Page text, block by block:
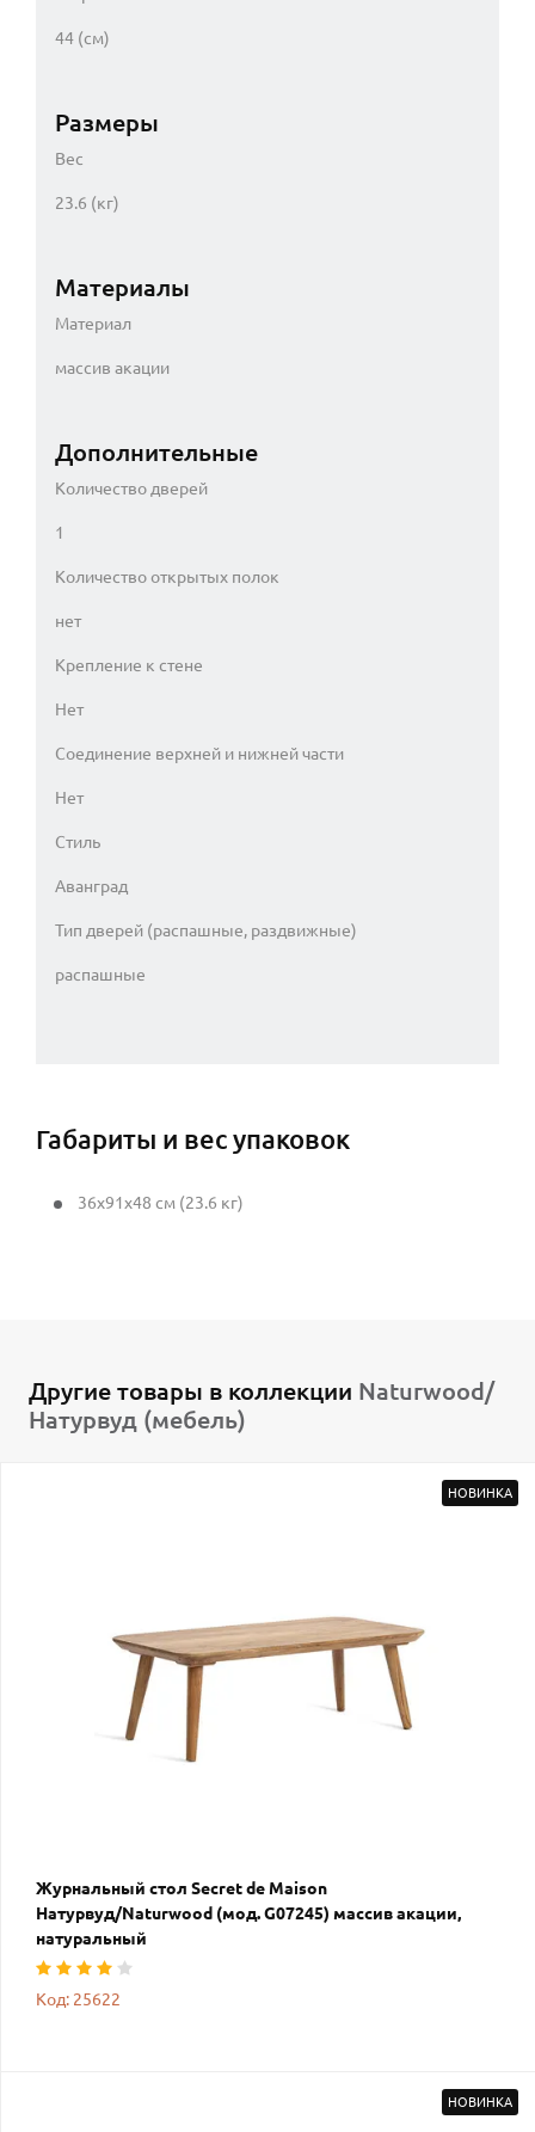
44 (см)
Размеры
Вес
23.6 (кг)
Материалы
Материал
массив акации
Дополнительные
Количество дверей
1
Количество открытых полок
нет
Крепление к стене
Нет
Соединение верхней и нижней части
Нет
Стиль
Аванград
Тип дверей (распашные, раздвижные)
распашные
Габариты и вес упаковок
36x91x48 см (23.6 кг)
Другие товары в коллекции Naturwood/
Натурвуд (мебель)
НОВИНКА
Журнальный стол Secret de Maison
Натурвуд/Naturwood (мод. G07245) массив акации,
натуральный
Код: 25622
НОВИНКА